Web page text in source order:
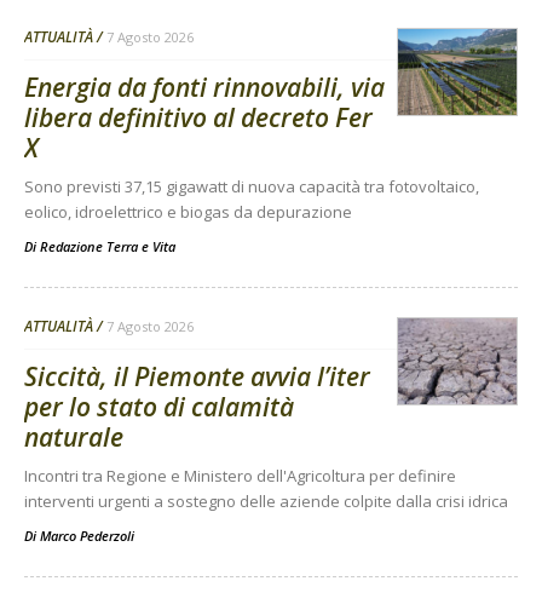
ATTUALITÀ 7 Agosto 2026
Energia da fonti rinnovabili, via
libera definitivo al decreto Fer
X
Sono previsti 37,15 gigawatt di nuova capacità tra fotovoltaico,
eolico, idroelettrico e biogas da depurazione
Di Redazione Terra e Vita
ATTUALITÀ 7 Agosto 2026
Siccità, il Piemonte avvia l’iter
per lo stato di calamità
naturale
Incontri tra Regione e Ministero dell'Agricoltura per definire
interventi urgenti a sostegno delle aziende colpite dalla crisi idrica
Di Marco Pederzoli